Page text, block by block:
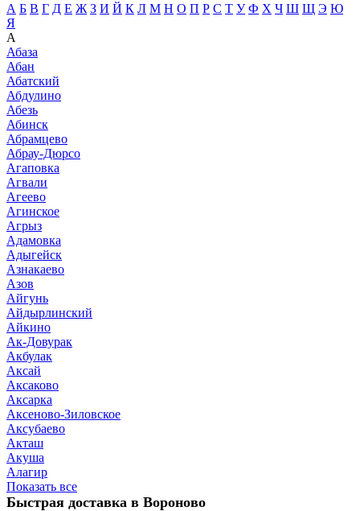
А Б В Г Д Е Ж З И Й К Л М Н О П Р С Т У Ф Х Ч Ш Щ Э Ю
Я
А
Абаза
Абан
Абатский
Абдулино
Абезь
Абинск
Абрамцево
Абрау-Дюрсо
Агаповка
Агвали
Агеево
Агинское
Агрыз
Адамовка
Адыгейск
Азнакаево
Азов
Айгунь
Айдырлинский
Айкино
Ак-Довурак
Акбулак
Аксай
Аксаково
Аксарка
Аксеново-Зиловское
Аксубаево
Акташ
Акуша
Алагир
Показать все
Быстрая доставка в Вороново